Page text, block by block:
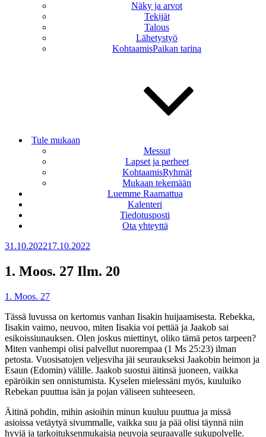
Näky ja arvot
Tekijät
Talous
Lähetystyö
KohtaamisPaikan tarina
Tule mukaan
Messut
Lapset ja perheet
KohtaamisRyhmät
Mukaan tekemään
Luemme Raamattua
Kalenteri
Tiedotusposti
Ota yhteyttä
Julkaistu
31.10.202217.10.2022
1. Moos. 27 Ilm. 20
1. Moos. 27
Tässä luvussa on kertomus vanhan Iisakin huijaamisesta. Rebekka,
Iisakin vaimo, neuvoo, miten Iisakia voi pettää ja Jaakob sai
esikoissiunauksen. Olen joskus miettinyt, oliko tämä petos tarpeen?
Miten vanhempi olisi palvellut nuorempaa (1 Ms 25:23) ilman
petosta. Vuosisatojen veljesviha jäi seuraukseksi Jaakobin heimon ja
Esaun (Edomin) välille. Jaakob suostui äitinsä juoneen, vaikka
epäröikin sen onnistumista. Kyselen mielessäni myös, kuuluiko
Rebekan puuttua isän ja pojan väliseen suhteeseen.
Äitinä pohdin, mihin asioihin minun kuuluu puuttua ja missä
asioissa vetäytyä sivummalle, vaikka suu ja pää olisi täynnä niin
hyviä ja tarkoituksenmukaisia neuvoja seuraavalle sukupolvelle.